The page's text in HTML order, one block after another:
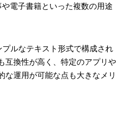
電子書籍といった複数の用途
ルなテキスト形式で構成され
互換性が高く、特定のアプリや
な運用が可能な点も大きなメリ